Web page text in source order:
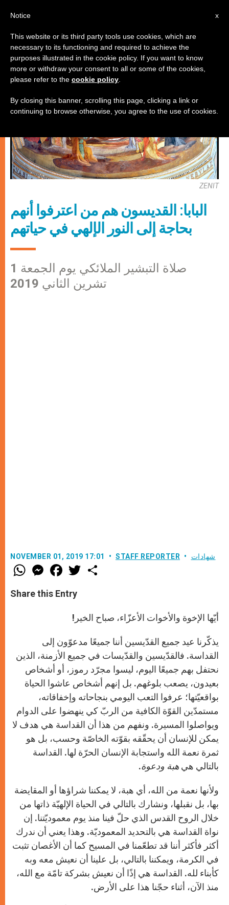
شهادات
ZENIT
البابا: القديسون هم من اعترفوا أنهم
بحاجة إلى النور الإلهي في حياتهم
صلاة التبشير الملائكي يوم الجمعة 1
تشرين الثاني 2019
NOVEMBER 01, 2019 17:01 STAFF REPORTER شهادات
W
h
t
s
M
e
s
e
F
a
e
b
w
r
Share this Entry
أيّها الإخوة والأخوات الأعزّاء، صباح الخير!
يذكّرنا عيد جميع القدّيسين أننا جميعًا مدعوّون إلى
القداسة. فالقدّيسين والقدّيسات في جميع الأزمنة، الذين
نحتفل بهم جميعًا اليوم، ليسوا مجرّد رموز، أو أشخاص
بعيدون، يصعب بلوغهم. بل إنهم أشخاص عاشوا الحياة
بواقعيّتها؛ عرفوا التعب اليومي بنجاحاته وإخفاقاته،
مستمدّين القوّة الكافية من الربّ كي ينهضوا على الدوام
ويواصلوا المسيرة. ونفهم من هذا أن القداسة هي هدف لا
يمكن للإنسان أن يحقّقه بقوّته الخاصّة وحسب، بل هو
ثمرة نعمة الله واستجابة الإنسان الحرّة لها. القداسة
بالتالي هي هبة ودعوة.
ولأنها نعمة من الله، أي هبة، لا يمكننا شراؤها أو المقايضة
بها، بل نقبلها، ونشارك بالتالي في الحياة الإلهيّة ذاتها من
خلال الروح القدس الذي حلّ فينا منذ يوم معموديّتنا. إن
نواة القداسة هي بالتحديد المعموديّة. وهذا يعني أن ندرك
أكثر فأكثر أننا قد تطعّمنا في المسيح كما أن الأغصان تثبت
في الكرمة، ويمكننا بالتالي، بل علينا أن نعيش معه وبه
كأبناء لله. القداسة هي إذًا أن نعيش بشركة تامّة مع الله،
منذ الآن، أثناء حجّنا هذا على الأرض.
x
Notice
This website or its third party tools use cookies, which are
necessary to its functioning and required to achieve the
purposes illustrated in the cookie policy. If you want to know
more or withdraw your consent to all or some of the cookies,
please refer to the cookie policy
By closing this banner, scrolling this page, clicking a link or
continuing to browse otherwise, you agree to the use of cookies.